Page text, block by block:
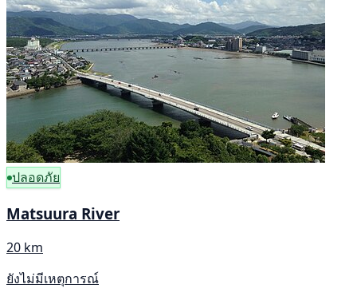
ปลอดภัย
Matsuura River
20 km
ยังไม่มีเหตุการณ์